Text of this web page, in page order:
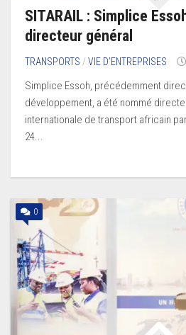
SITARAIL : Simplice
directeur général
TRANSPORTS /VIE D’ENTREPRISES
Simplice Essoh, précédemment
développement, a été nommé
internationale de transport africain
24...
0